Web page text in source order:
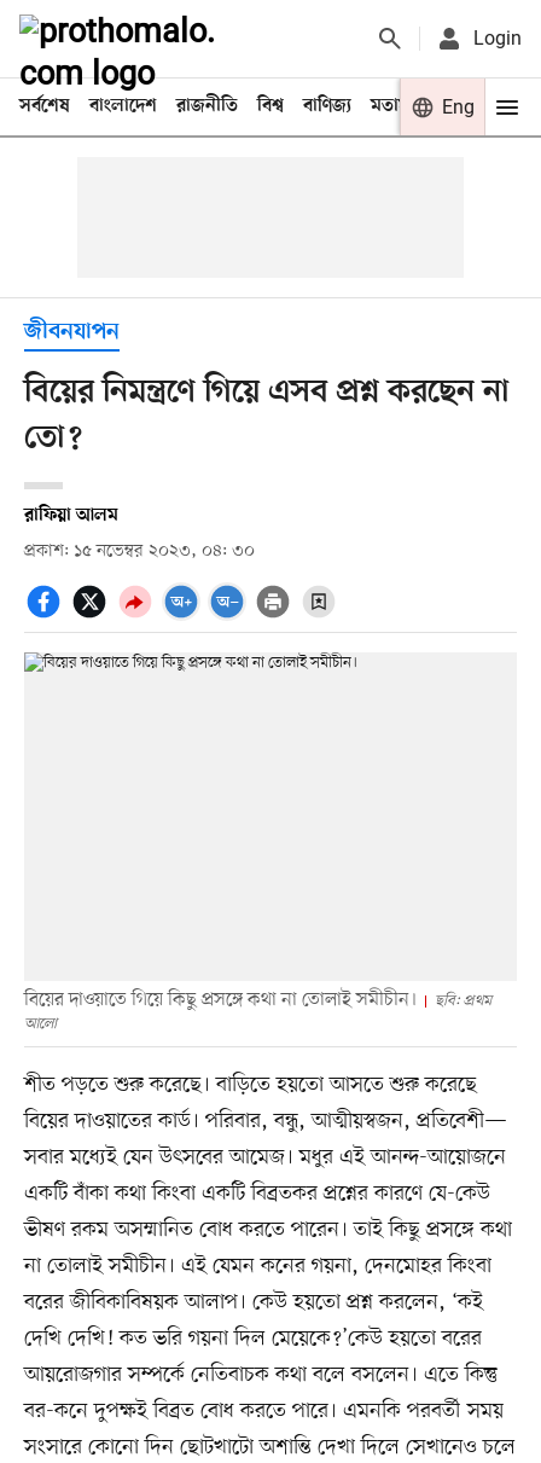
Login
সর্বশেষ বাংলাদেশ রাজনীতি বিশ্ব বাণিজ্য মতামত খেলা
Eng
জীবনযাপন
বিয়ের নিমন্ত্রণে গিয়ে এসব প্রশ্ন করছেন না
তো?
রাফিয়া আলম
প্রকাশ: ১৫ নভেম্বর ২০২৩, ০৪: ৩০
বিয়ের দাওয়াতে গিয়ে কিছু প্রসঙ্গে কথা না তোলাই সমীচীন।
ছবি: প্রথম
আলো
শীত পড়তে শুরু করেছে। বাড়িতে হয়তো আসতে শুরু করেছে
বিয়ের দাওয়াতের কার্ড। পরিবার, বন্ধু, আত্মীয়স্বজন, প্রতিবেশী—
সবার মধ্যেই যেন উৎসবের আমেজ। মধুর এই আনন্দ-আয়োজনে
একটি বাঁকা কথা কিংবা একটি বিব্রতকর প্রশ্নের কারণে যে-কেউ
ভীষণ রকম অসম্মানিত বোধ করতে পারেন। তাই কিছু প্রসঙ্গে কথা
না তোলাই সমীচীন। এই যেমন কনের গয়না, দেনমোহর কিংবা
বরের জীবিকাবিষয়ক আলাপ। কেউ হয়তো প্রশ্ন করলেন, ‘কই
দেখি দেখি! কত ভরি গয়না দিল মেয়েকে?’কেউ হয়তো বরের
আয়রোজগার সম্পর্কে নেতিবাচক কথা বলে বসলেন। এতে কিন্তু
বর-কনে দুপক্ষই বিব্রত বোধ করতে পারে। এমনকি পরবর্তী সময়
সংসারে কোনো দিন ছোটখাটো অশান্তি দেখা দিলে সেখানেও চলে